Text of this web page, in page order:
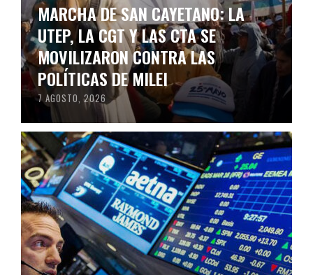
MARCHA DE SAN CAYETANO: LA
UTEP, LA CGT Y LAS CTA SE
MOVILIZARON CONTRA LAS
POLÍTICAS DE MILEI
7 AGOSTO, 2026